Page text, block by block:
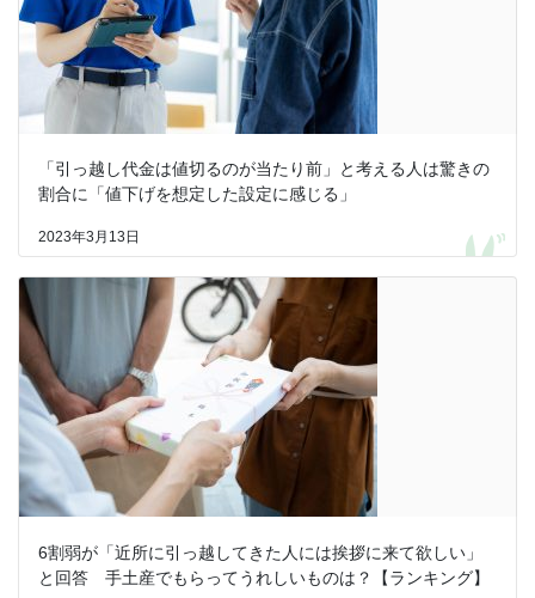
「引っ越し代金は値切るのが当たり前」と考える人は驚きの
割合に「値下げを想定した設定に感じる」
2023年3月13日
6割弱が「近所に引っ越してきた人には挨拶に来て欲しい」
と回答 手土産でもらってうれしいものは？【ランキング】